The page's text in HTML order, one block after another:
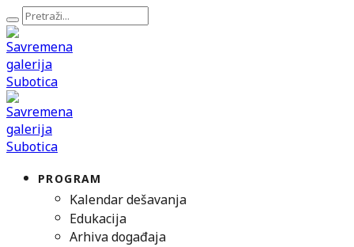
PROGRAM
Kalendar dešavanja
Edukacija
Arhiva događaja